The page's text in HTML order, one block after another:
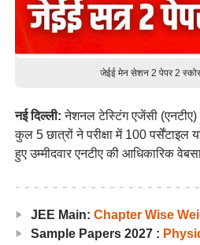
जेईई मेन सेशन 2 पेपर 2
नई दिल्ली:नेशनल टेस्टिंग एजेंसी
कुल 5 छात्रों ने परीक्षा में 100 पर्सेंटाइल
हुए उम्मीदवार एनटीए की आधिकारिक
JEE Main: Chapter Wise
Sample Papers 2027 :